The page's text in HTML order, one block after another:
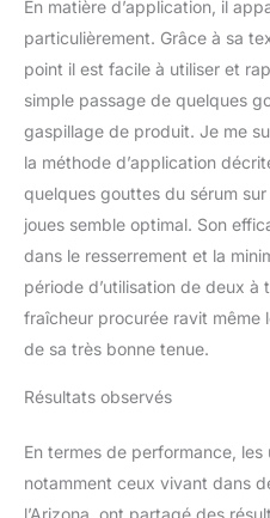
En matière d’application, il
particulièrement. Grâce à sa
point il est facile à utiliser et
simple passage de quelques
gaspillage de produit. Je me
la méthode d’application
quelques gouttes du sérum
joues semble optimal. Son
dans le resserrement et la
période d’utilisation de deux à
fraîcheur procurée ravit même
de sa très bonne tenue.
Résultats observés
En termes de performance, les
notamment ceux vivant dans